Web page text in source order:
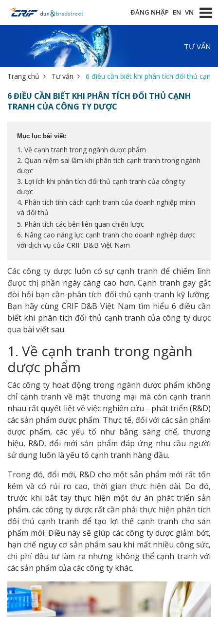
ĐĂNG NHẬP EN VN
TƯ VẤN
Trang chủ Tư vấn 6 điều cần biết khi phân tích đối thủ
6 ĐIỀU CẦN BIẾT KHI PHÂN TÍCH ĐỐI THỦ CẠNH
TRANH CỦA CÔNG TY DƯỢC
Mục lục bài viết:
1. Về cạnh tranh trong ngành dược phẩm
2. Quan niệm sai lầm khi phân tích cạnh tranh trong ngành
dược
3. Lợi ích khi phân tích đối thủ cạnh tranh của công ty
dược
4. Phân tích tính cách cạnh tranh của doanh nghiệp mình
và đối thủ
5. Phân tích các bên liên quan chiến lược
6. Nâng cao năng lực cạnh tranh cho doanh nghiệp dược
với dịch vụ của CRIF D&B Việt Nam
Các công ty dược luôn có sự cạnh tranh để chiếm lĩnh
được thị phần ngày càng cao hơn. Cạnh tranh gay gắt
đòi hỏi bạn cần phân tích đối thủ cạnh tranh kỹ lưỡng.
Bạn hãy cùng CRIF D&B Việt Nam tìm hiểu 6 điều cần
biết khi phân tích đối thủ cạnh tranh của công ty dược
qua bài viết sau.
1. Về cạnh tranh trong ngành
dược phẩm
Các công ty hoạt động trong ngành dược phẩm không
chỉ cạnh tranh về mặt thương mại mà còn cạnh tranh
nhau rất quyết liệt về việc nghiên cứu - phát triển (R&D)
các sản phẩm dược phẩm. Thực tế, đối với các sản phẩm
dược phẩm, các yếu tố như bằng sáng chế, thương
hiệu, R&D, đổi mới sản phẩm đáp ứng nhu cầu người
sử dụng luôn là yếu tố cạnh tranh hàng đầu.
Trong đó, đổi mới, R&D cho một sản phẩm mới rất tốn
kém và có rủi ro cao, thời gian thực hiện dài. Do đó,
trước khi bắt tay thực hiện một dự án phát triển sản
phẩm, các công ty dược rất cần phải thực hiện phân tích
đối thủ cạnh tranh để tạo lợi thế cạnh tranh cho sản
phẩm mới. Điều này sẽ giúp các công ty dược giảm bớt,
hạn chế nguy cơ sản phẩm sau khi mất nhiều công sức,
chi phí đầu tư làm ra nhưng không thể cạnh tranh với
các sản phẩm của các công ty khác.